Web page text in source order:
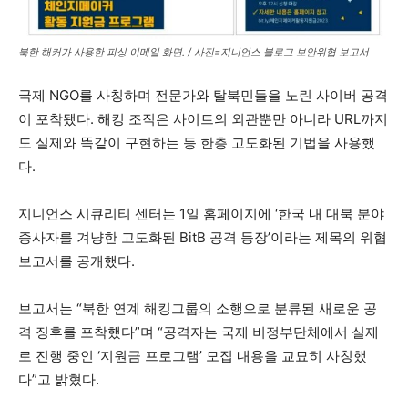
북한 해커가 사용한 피싱 이메일 화면. / 사진=지니언스 블로그 보안위협 보고서
국제 NGO를 사칭하며 전문가와 탈북민들을 노린 사이버 공격
이 포착됐다. 해킹 조직은 사이트의 외관뿐만 아니라 URL까지
도 실제와 똑같이 구현하는 등 한층 고도화된 기법을 사용했
다.
지니언스 시큐리티 센터는 1일 홈페이지에 ‘한국 내 대북 분야
종사자를 겨냥한 고도화된 BitB 공격 등장’이라는 제목의 위협
보고서를 공개했다.
보고서는 “북한 연계 해킹그룹의 소행으로 분류된 새로운 공
격 징후를 포착했다”며 “공격자는 국제 비정부단체에서 실제
로 진행 중인 ‘지원금 프로그램’ 모집 내용을 교묘히 사칭했
다”고 밝혔다.